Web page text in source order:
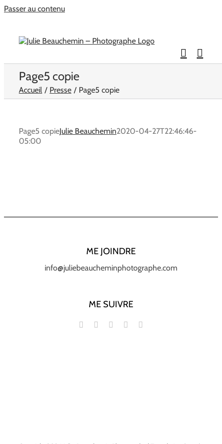
Passer au contenu
Page5 copie
Accueil Presse Page5 copie
Page5 copieJulie Beauchemin2020-04-27T22:46:46-
05:00
ME JOINDRE
info@juliebeaucheminphotographe.com
ME SUIVRE